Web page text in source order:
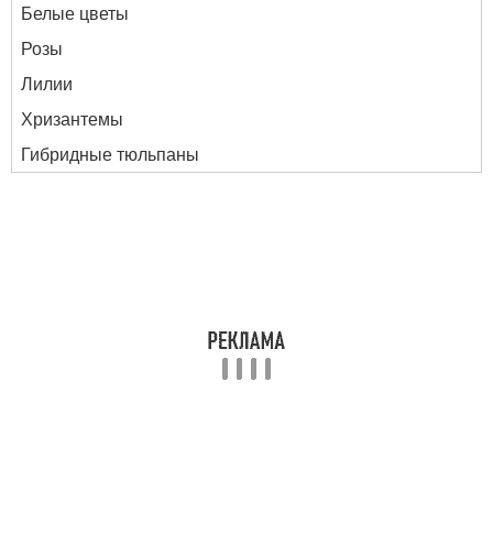
Белые цветы
Розы
Лилии
Хризантемы
Гибридные тюльпаны